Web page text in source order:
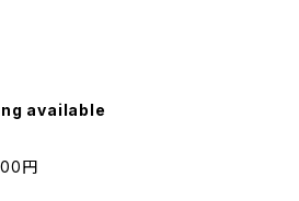
available
円